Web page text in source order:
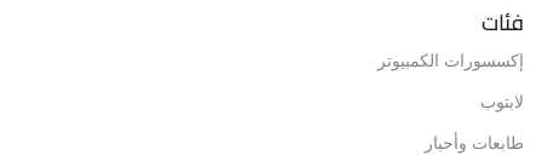
فئات
إكسسورات الكمبيوتر
لابتوب
طابعات وأحبار